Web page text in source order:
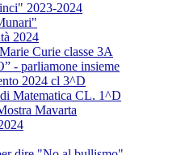
2023-2024
2024
Curie classe 3A
- parliamone insieme
2024 cl 3^D
Matematica CL. 1^D
Mavarta